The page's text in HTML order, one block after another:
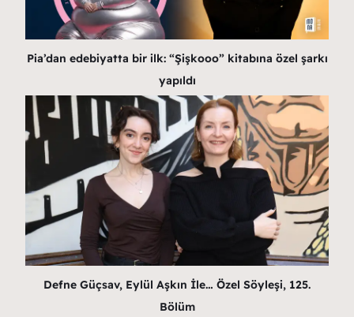
Pia’dan edebiyatta bir ilk: “Şişkooo” kitabına özel şarkı
yapıldı
Defne Güçsav, Eylül Aşkın İle… Özel Söyleşi, 125.
Bölüm